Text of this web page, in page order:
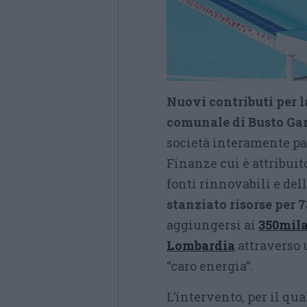
Nuovi contributi per
comunale di Busto
società interamente
Finanze cui è
fonti rinnovabili e
stanziato risorse per
aggiungersi ai
Lombardia attraverso
“caro energia”.
L’intervento, per il